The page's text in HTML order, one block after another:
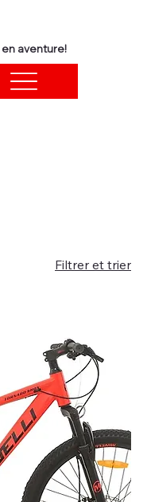
en aventure!
Filtrer et trier